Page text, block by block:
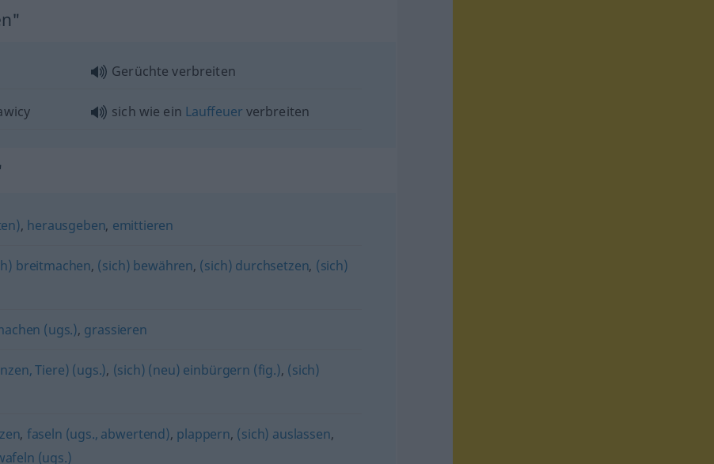
Gerüchte verbreiten
sich wie ein Lauffeuer verbreiten
, herausgeben, emittieren
breitmachen, (sich) bewähren, (sich) durchsetzen, (sich)
(ugs.), grassieren
Tiere) (ugs.), (sich) (neu) einbürgern (fig.), (sich)
, faseln (ugs., abwertend), plappern, (sich) auslassen,
(ugs.)